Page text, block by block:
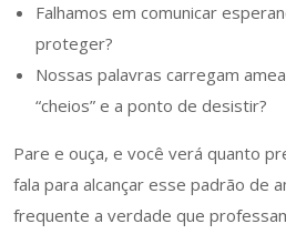
Falhamos em comunicar
proteger?
Nossas palavras carregam
“cheios” e a ponto de desistir?
Pare e ouça, e você verá quanto
fala para alcançar esse padrão de
frequente a verdade que